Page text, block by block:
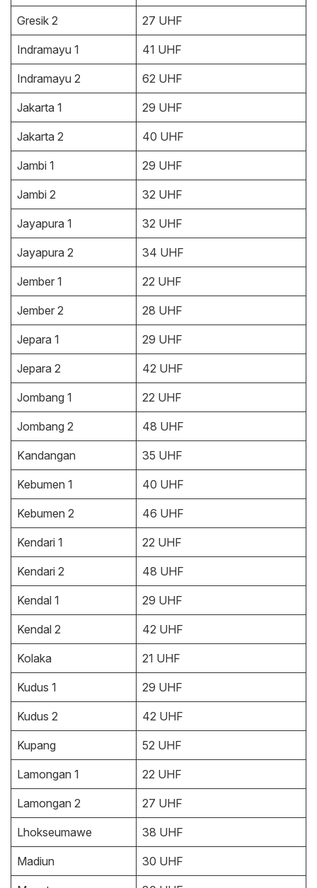
Gresik 2 27 UHF
Indramayu 1 41 UHF
Indramayu 2 62 UHF
Jakarta 1 29 UHF
Jakarta 2 40 UHF
Jambi 1 29 UHF
Jambi 2 32 UHF
Jayapura 1 32 UHF
Jayapura 2 34 UHF
Jember 1 22 UHF
Jember 2 28 UHF
Jepara 1 29 UHF
Jepara 2 42 UHF
Jombang 1 22 UHF
Jombang 2 48 UHF
Kandangan 35 UHF
Kebumen 1 40 UHF
Kebumen 2 46 UHF
Kendari 1 22 UHF
Kendari 2 48 UHF
Kendal 1 29 UHF
Kendal 2 42 UHF
Kolaka 21 UHF
Kudus 1 29 UHF
Kudus 2 42 UHF
Kupang 52 UHF
Lamongan 1 22 UHF
Lamongan 2 27 UHF
Lhokseumawe 38 UHF
Madiun 30 UHF